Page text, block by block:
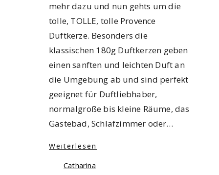
mehr dazu und nun gehts um die
tolle, TOLLE, tolle Provence
Duftkerze. Besonders die
klassischen 180g Duftkerzen geben
einen sanften und leichten Duft an
die Umgebung ab und sind perfekt
geeignet für Duftliebhaber,
normalgroße bis kleine Räume, das
Gästebad, Schlafzimmer oder…
Weiterlesen
Catharina